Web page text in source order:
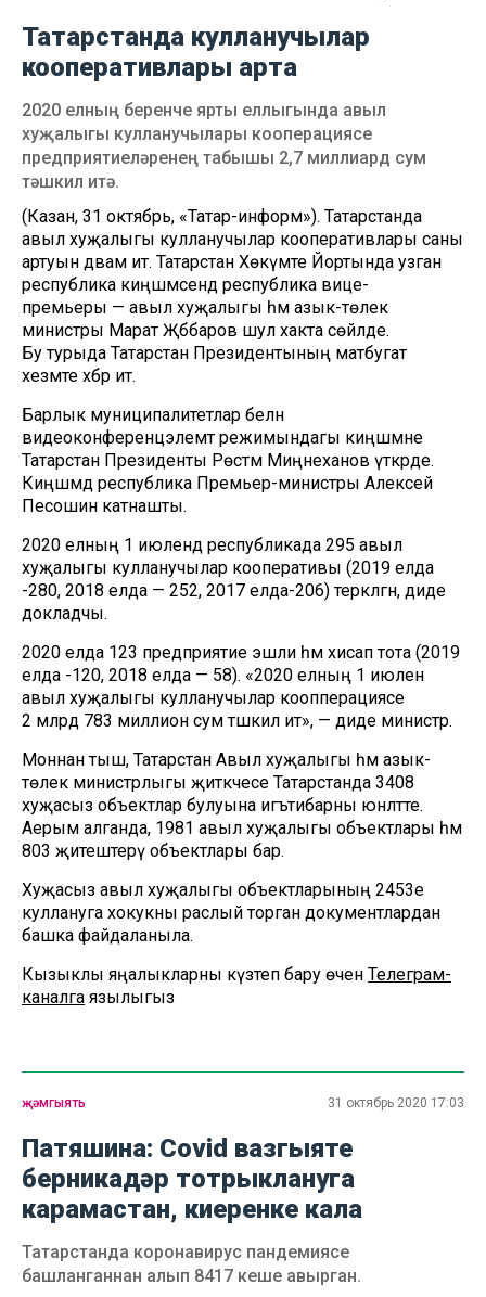
Татарстанда кулланучылар
кооперативлары арта
2020 елның беренче ярты еллыгында авыл
хуҗалыгы кулланучылары кооперациясе
предприятиеләренең табышы 2,7 миллиард сум
тәшкил итә.
(Казан, 31 октябрь, «Татар-информ»). Татарстанда
авыл хуҗалыгы кулланучылар кооперативлары саны
артуын дәвам итә. Татарстан Хөкүмәте Йортында узган
республика киңәшмәсендә республика вице-
премьеры — авыл хуҗалыгы һәм азык-төлек
министры Марат Җәббаров шул хакта сөйләде.
Бу турыда Татарстан Президентының матбугат
хезмәте хәбәр итә.
Барлык муниципалитетлар белән
видеоконференцэлемтә режимындагы киңәшмәне
Татарстан Президенты Рөстәм Миңнеханов үткәрде.
Киңәшмәдә республика Премьер-министры Алексей
Песошин катнашты.
2020 елның 1 июлендә республикада 295 авыл
хуҗалыгы кулланучылар кооперативы (2019 елда
-280, 2018 елда — 252, 2017 елда-206) теркәлгән, диде
докладчы.
2020 елда 123 предприятие эшли һәм хисап тота (2019
елда -120, 2018 елда — 58). «2020 елның 1 июленә
авыл хуҗалыгы кулланучылар коопперациясе
2 млрд 783 миллион сум тәшкил итә», — диде министр.
Моннан тыш, Татарстан Авыл хуҗалыгы һәм азык-
төлек министрлыгы җитәкчесе Татарстанда 3408
хуҗасыз объектлар булуына игътибарны юнәлтте.
Аерым алганда, 1981 авыл хуҗалыгы объектлары һәм
803 җитештерү объектлары бар.
Хуҗасыз авыл хуҗалыгы объектларының 2453е
куллануга хокукны раслый торган документлардан
башка файдаланыла.
Кызыклы яңалыкларны күзәтеп бару өчен Телеграм-
каналга язылыгыз
җәмгыять 31 октябрь 2020 17:03
Патяшина: Covid вазгыяте
берникадәр тотрыклануга
карамастан, киеренке кала
Татарстанда коронавирус пандемиясе
башланганнан алып 8417 кеше авырган.